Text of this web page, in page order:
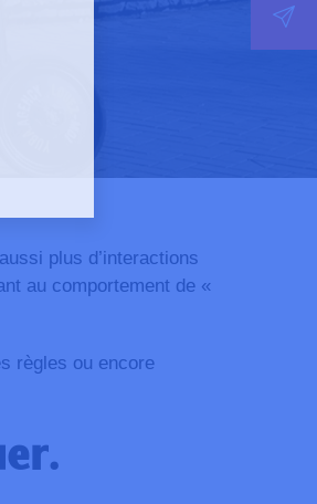
plus d’interactions
au comportement de «
règles ou encore